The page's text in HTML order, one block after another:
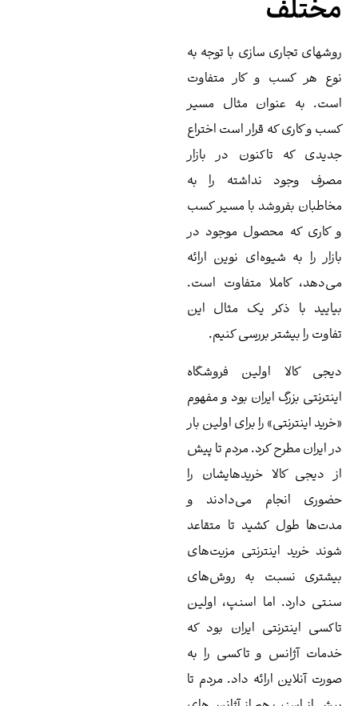
تجاری سازی با توجه به
هر کسب و کار متفاوت
به عنوان مثال مسیر
و کاری که قرار است اختراع
که تاکنون در بازار
وجود نداشته را به
بفروشد با مسیر کسب
که محصول موجود در
را به شیوه‌ای نوین ارائه
کاملا متفاوت است.
با ذکر یک مثال این
را بیشتر بررسی کنیم.
کالا اولین فروشگاه
بزرگ ایران بود و مفهوم
اینترنتی» را برای اولین بار
ایران مطرح کرد. مردم تا پیش
دیجی کالا خریدهایشان را
انجام می‌دادند و
طول کشید تا متقاعد
خرید اینترنتی مزیت‌های
نسبت به روش‌های
دارد. اما اسنپ، اولین
اینترنتی ایران بود که
آژانس و تاکسی را به
آنلاین ارائه داد. مردم تا